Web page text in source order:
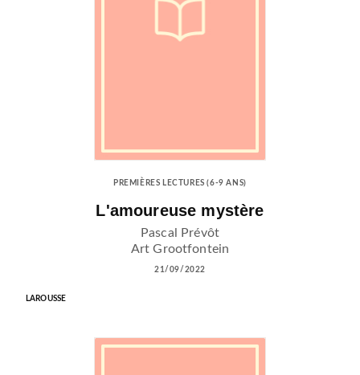
PREMIÈRES LECTURES (6-9 ANS)
L'amoureuse mystère
Pascal Prévôt
Art Grootfontein
21/09/2022
LAROUSSE